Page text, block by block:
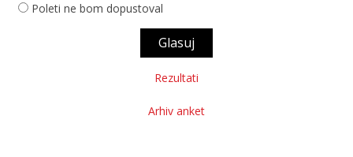
Poleti ne bom dopustoval
Rezultati
Arhiv anket